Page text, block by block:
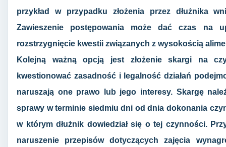
przykład w przypadku złożenia przez dłużnika
Zawieszenie postępowania może dać czas na
rozstrzygnięcie kwestii związanych z wysokością
Kolejną ważną opcją jest złożenie skargi na
kwestionować zasadność i legalność działań
naruszają one prawo lub jego interesy. Skargę
sprawy w terminie siedmiu dni od dnia dokonania
w którym dłużnik dowiedział się o tej czynności.
naruszenie przepisów dotyczących zajęcia